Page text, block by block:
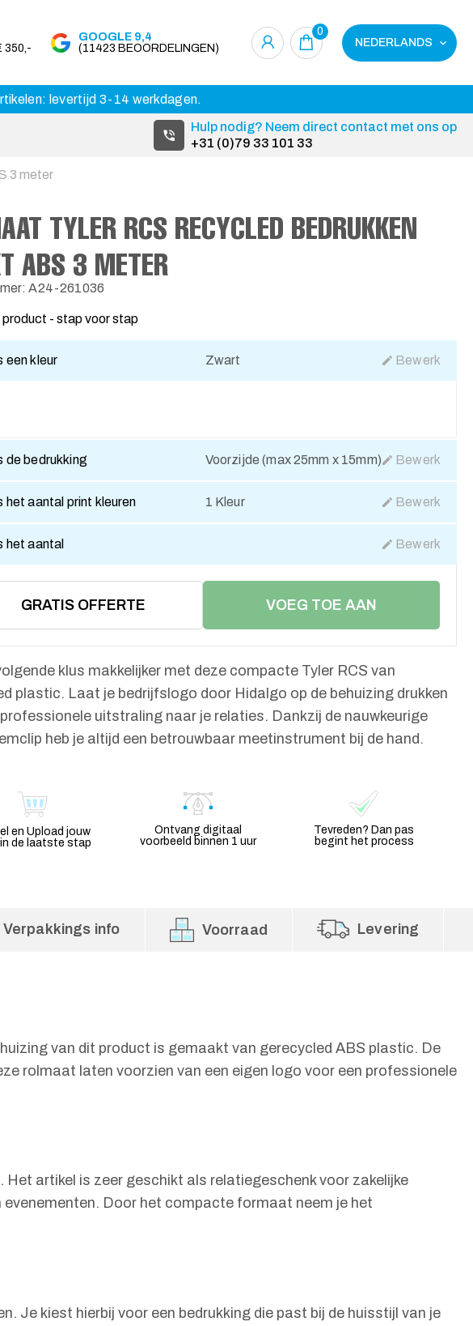
350,-
GOOGLE 9,4
(11423 BEOORDELINGEN)
0
NEDERLANDS
levertijd 3-14 werkdagen.
Hulp nodig? Neem direct contact met ons op
+31 (0)79 33 101 33
3 meter
TYLER RCS RECYCLED BEDRUKKEN
ABS 3 METER
A24-261036
product - stap voor stap
een kleur Zwart Bewerk
de bedrukking Voorzijde (max 25mm x 15mm) Bewerk
het aantal print kleuren 1 Kleur Bewerk
het aantal Bewerk
GRATIS OFFERTE VOEG TOE AAN
klus makkelijker met deze compacte Tyler RCS van
plastic. Laat je bedrijfslogo door Hidalgo op de behuizing drukken
uitstraling naar je relaties. Dankzij de nauwkeurige
heb je altijd een betrouwbaar meetinstrument bij de hand.
en Upload jouw
de laatste stap
Ontvang digitaal
voorbeeld binnen 1 uur
Tevreden? Dan pas
begint het process
Verpakkings info Voorraad Levering
van dit product is gemaakt van gerecycled ABS plastic. De
rolmaat laten voorzien van een eigen logo voor een professionele
artikel is zeer geschikt als relatiegeschenk voor zakelijke
Door het compacte formaat neem je het
Je kiest hierbij voor een bedrukking die past bij de huisstijl van je